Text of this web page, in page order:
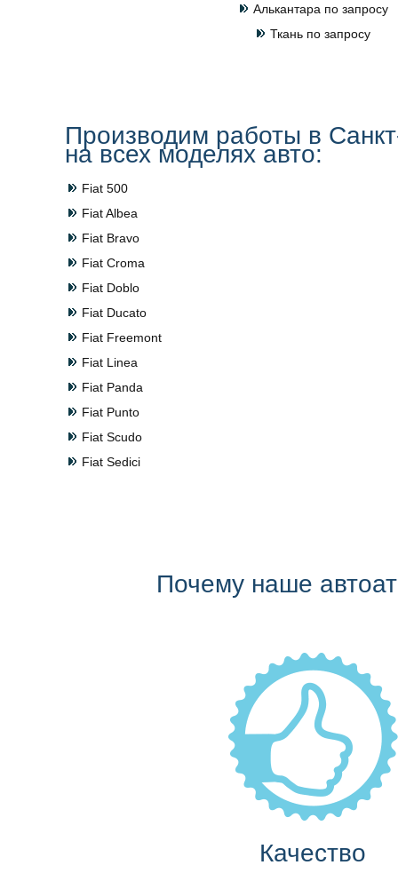
Алькантара по запросу
Ткань по запросу
Производим работы в
на всех моделях авто:
Fiat 500
Fiat Albea
Fiat Bravo
Fiat Croma
Fiat Doblo
Fiat Ducato
Fiat Freemont
Fiat Linea
Fiat Panda
Fiat Punto
Fiat Scudo
Fiat Sedici
Почему наше
Качество